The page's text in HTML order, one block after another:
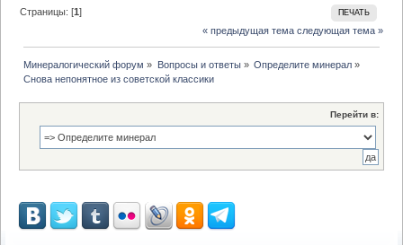
ПЕЧАТЬ
Страницы: [1]
« предыдущая тема следующая тема »
Минералогический форум » Вопросы и ответы» Определите минерал»
Снова непонятное из советской классики
Перейти в: